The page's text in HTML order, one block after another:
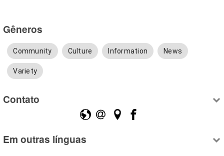
Gêneros
Community Culture Information News
Variety
Contato
Em outras línguas